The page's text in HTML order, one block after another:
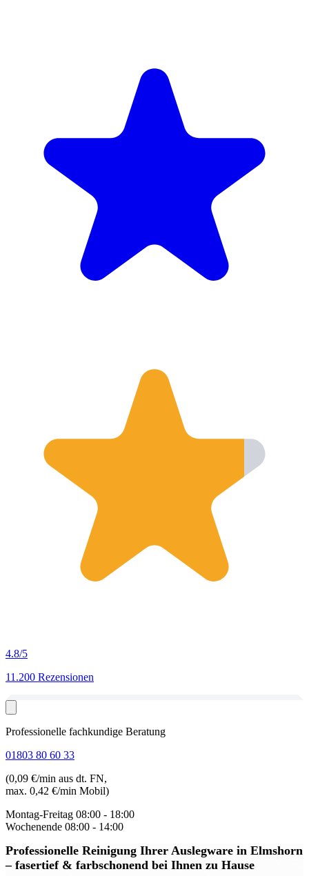
4.8/5
11.200 Rezensionen
Professionelle fachkundige Beratung
01803 80 60 33
(0,09 €/min aus dt. FN,
max. 0,42 €/min Mobil)
Montag-Freitag 08:00 - 18:00
Wochenende 08:00 - 14:00
Professionelle Reinigung Ihrer Auslegware in Elmshorn
– fasertief & farbschonend bei Ihnen zu Hause